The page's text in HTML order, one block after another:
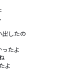
したの
たよ
よ